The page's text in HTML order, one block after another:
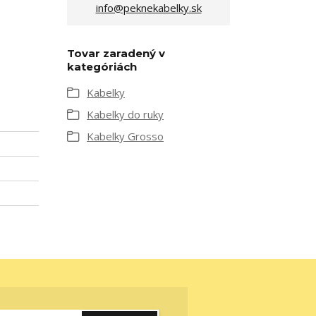
info@peknekabelky.sk
Tovar zaradený v
kategóriách
Kabelky
Kabelky do ruky
Kabelky Grosso